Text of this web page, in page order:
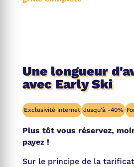
Une longueur
avec Early Ski
Exclusivité internet Jusqu'à -40%
Plus tôt vous réservez,
payez !
Sur le principe de la